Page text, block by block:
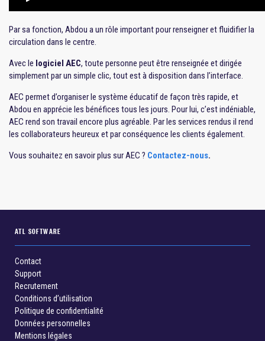
Par sa fonction, Abdou a un rôle important pour renseigner et fluidifier la
circulation dans le centre.
Avec le logiciel AEC, toute personne peut être renseignée et dirigée
simplement par un simple clic, tout est à disposition dans l’interface.
AEC permet d’organiser le système éducatif de façon très rapide, et
Abdou en apprécie les bénéfices tous les jours. Pour lui, c’est indéniable,
AEC rend son travail encore plus agréable. Par les services rendus il rend
les collaborateurs heureux et par conséquence les clients également.
Vous souhaitez en savoir plus sur AEC ? Contactez-nous.
ATL SOFTWARE
Contact
Support
Recrutement
Conditions d’utilisation
Politique de confidentialité
Données personnelles
Mentions légales